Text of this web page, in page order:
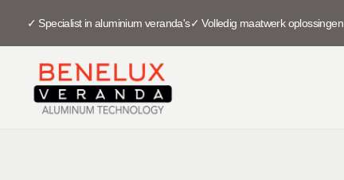
✓ Specialist in aluminium veranda's✓ Volledig maatwerk oplossingen